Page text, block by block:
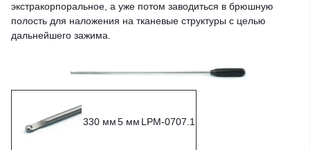
экстракорпоральное, а уже потом заводиться в брюшную
полость для наложения на тканевые структуры с целью
дальнейшего зажима.
330 мм5 мм LPM-0707.1